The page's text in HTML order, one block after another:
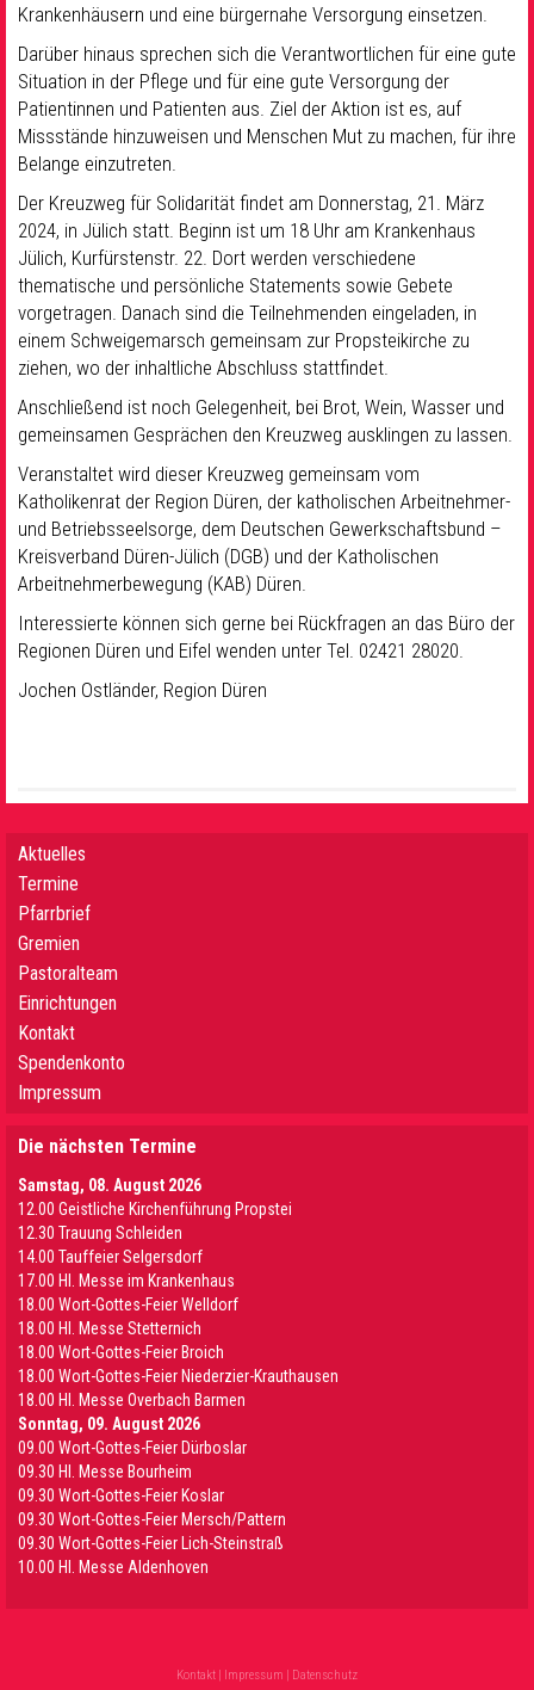
Krankenhäusern und eine bürgernahe Versorgung einsetzen.
Darüber hinaus sprechen sich die Verantwortlichen für eine gute
Situation in der Pflege und für eine gute Versorgung der
Patientinnen und Patienten aus. Ziel der Aktion ist es, auf
Missstände hinzuweisen und Menschen Mut zu machen, für ihre
Belange einzutreten.
Der Kreuzweg für Solidarität findet am Donnerstag, 21. März
2024, in Jülich statt. Beginn ist um 18 Uhr am Krankenhaus
Jülich, Kurfürstenstr. 22. Dort werden verschiedene
thematische und persönliche Statements sowie Gebete
vorgetragen. Danach sind die Teilnehmenden eingeladen, in
einem Schweigemarsch gemeinsam zur Propsteikirche zu
ziehen, wo der inhaltliche Abschluss stattfindet.
Anschließend ist noch Gelegenheit, bei Brot, Wein, Wasser und
gemeinsamen Gesprächen den Kreuzweg ausklingen zu lassen.
Veranstaltet wird dieser Kreuzweg gemeinsam vom
Katholikenrat der Region Düren, der katholischen Arbeitnehmer-
und Betriebsseelsorge, dem Deutschen Gewerkschaftsbund –
Kreisverband Düren-Jülich (DGB) und der Katholischen
Arbeitnehmerbewegung (KAB) Düren.
Interessierte können sich gerne bei Rückfragen an das Büro der
Regionen Düren und Eifel wenden unter Tel. 02421 28020.
Jochen Ostländer, Region Düren
Aktuelles
Termine
Pfarrbrief
Gremien
Pastoralteam
Einrichtungen
Kontakt
Spendenkonto
Impressum
Die nächsten Termine
Samstag, 08. August 2026
12.00 Geistliche Kirchenführung Propstei
12.30 Trauung Schleiden
14.00 Tauffeier Selgersdorf
17.00 Hl. Messe im Krankenhaus
18.00 Wort-Gottes-Feier Welldorf
18.00 Hl. Messe Stetternich
18.00 Wort-Gottes-Feier Broich
18.00 Wort-Gottes-Feier Niederzier-Krauthausen
18.00 Hl. Messe Overbach Barmen
Sonntag, 09. August 2026
09.00 Wort-Gottes-Feier Dürboslar
09.30 HI. Messe Bourheim
09.30 Wort-Gottes-Feier Koslar
09.30 Wort-Gottes-Feier Mersch/Pattern
09.30 Wort-Gottes-Feier Lich-Steinstraß
10.00 Hl. Messe Aldenhoven
Kontakt | Impressum | Datenschutz